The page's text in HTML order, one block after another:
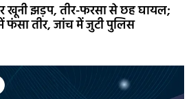
खूनी झड़प, तीर-फरसा से छह घायल;
फंसा तीर, जांच में जुटी पुलिस